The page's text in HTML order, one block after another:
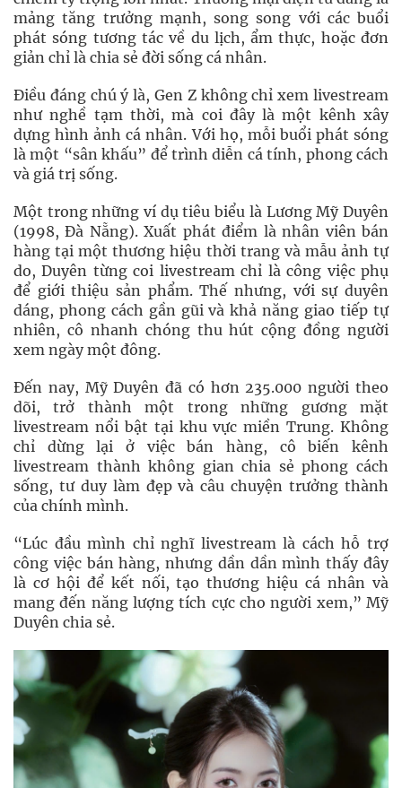
mảng tăng trưởng mạnh, song song với các buổi
phát sóng tương tác về du lịch, ẩm thực, hoặc đơn
giản chỉ là chia sẻ đời sống cá nhân.
Điều đáng chú ý là, Gen Z không chỉ xem livestream
như nghề tạm thời, mà coi đây là một kênh xây
dựng hình ảnh cá nhân. Với họ, mỗi buổi phát sóng
là một “sân khấu” để trình diễn cá tính, phong cách
và giá trị sống.
Một trong những ví dụ tiêu biểu là Lương Mỹ Duyên
(1998, Đà Nẵng). Xuất phát điểm là nhân viên bán
hàng tại một thương hiệu thời trang và mẫu ảnh tự
do, Duyên từng coi livestream chỉ là công việc phụ
để giới thiệu sản phẩm. Thế nhưng, với sự duyên
dáng, phong cách gần gũi và khả năng giao tiếp tự
nhiên, cô nhanh chóng thu hút cộng đồng người
xem ngày một đông.
Đến nay, Mỹ Duyên đã có hơn 235.000 người theo
dõi, trở thành một trong những gương mặt
livestream nổi bật tại khu vực miền Trung. Không
chỉ dừng lại ở việc bán hàng, cô biến kênh
livestream thành không gian chia sẻ phong cách
sống, tư duy làm đẹp và câu chuyện trưởng thành
của chính mình.
“Lúc đầu mình chỉ nghĩ livestream là cách hỗ trợ
công việc bán hàng, nhưng dần dần mình thấy đây
là cơ hội để kết nối, tạo thương hiệu cá nhân và
mang đến năng lượng tích cực cho người xem,” Mỹ
Duyên chia sẻ.